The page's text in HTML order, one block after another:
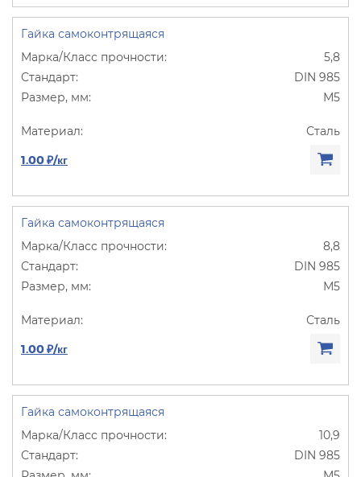
Гайка самоконтрящаяся
5,8
DIN 985
М5
Сталь
1.00 ₽/кг
Гайка самоконтрящаяся
8,8
DIN 985
М5
Сталь
1.00 ₽/кг
Гайка самоконтрящаяся
10,9
DIN 985